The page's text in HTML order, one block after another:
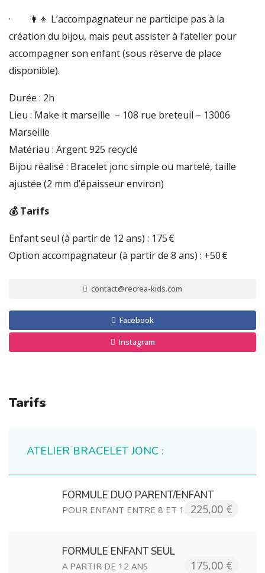
· 👩‍👦 L’accompagnateur ne participe pas à la
création du bijou, mais peut assister à l’atelier pour
accompagner son enfant (sous réserve de place
disponible).
Durée : 2h
Lieu : Make it marseille – 108 rue breteuil – 13006
Marseille
Matériau : Argent 925 recyclé
Bijou réalisé : Bracelet jonc simple ou martelé, taille
ajustée (2 mm d’épaisseur environ)
💰 Tarifs
Enfant seul (à partir de 12 ans) : 175 €
Option accompagnateur (à partir de 8 ans) : +50 €
contact@recrea-kids.com
Facebook
Instagram
Tarifs
ATELIER BRACELET JONC :
FORMULE DUO PARENT/ENFANT
POUR ENFANT ENTRE 8 ET 12 ANS225,00 €
FORMULE ENFANT SEUL
A PARTIR DE 12 ANS 175,00 €